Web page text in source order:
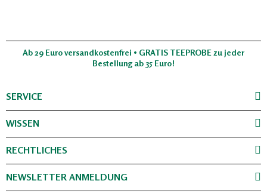
Ab 29 Euro versandkostenfrei • GRATIS TEEPROBE zu jeder
Bestellung ab 35 Euro!
SERVICE
WISSEN
RECHTLICHES
NEWSLETTER ANMELDUNG